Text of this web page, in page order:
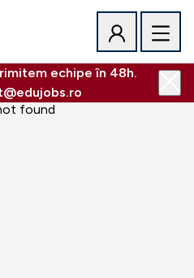
echipe în 48h.
found